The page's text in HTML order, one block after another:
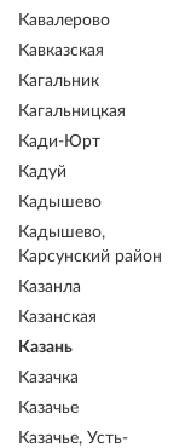
Кавалерово
Кавказская
Кагальник
Кагальницкая
Кади-Юрт
Кадуй
Кадышево
Кадышево,
Карсунский район
Казанла
Казанская
Казань
Казачка
Казачье
Казачье, Усть-